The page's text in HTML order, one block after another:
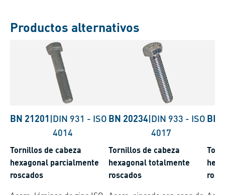
Productos alternativos
BN 21201 |DIN 931 - ISO
4014
Tornillos de cabeza
hexagonal parcialmente
roscados
BN 20234|DIN 933 - ISO
4017
Tornillos de cabeza
hexagonal totalmente
roscados
BN